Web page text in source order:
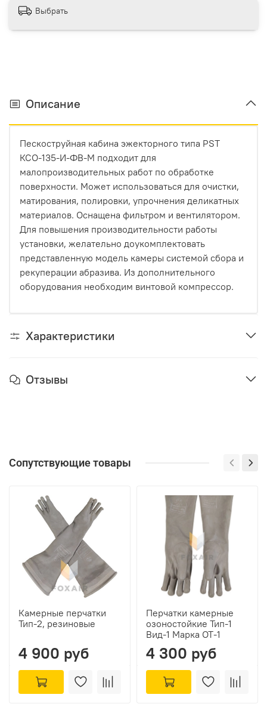
Выбрать
Описание
Пескоструйная кабина эжекторного типа PST
КСО-135-И-ФВ-М подходит для
малопроизводительных работ по обработке
поверхности. Может использоваться для очистки,
матирования, полировки, упрочнения деликатных
материалов. Оснащена фильтром и вентилятором.
Для повышения производительности работы
установки, желательно доукомплектовать
представленную модель камеры системой сбора и
рекуперации абразива. Из дополнительного
оборудования необходим винтовой компрессор.
Характеристики
Отзывы
Сопутствующие товары
Камерные перчатки
Тип-2, резиновые
4 900 руб
Перчатки камерные
озоностойкие Тип-1
Вид-1 Марка ОТ-1
4 300 руб